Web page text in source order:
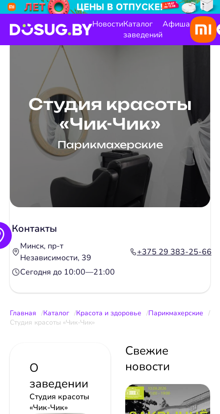
НовостиКаталог
заведений
Афиша
Студия красоты
«Чик-Чик»
Парикмахерские
Контакты
Минск, пр-т
Независимости, 39
+375 29 383-25-66
Сегодня до 10:00—21:00
Главная Каталог Красота и здоровье
Парикмахерские
Студия красоты «Чик-Чик»
О
заведении
Студия красоты
«Чик-Чик»
Свежие
новости